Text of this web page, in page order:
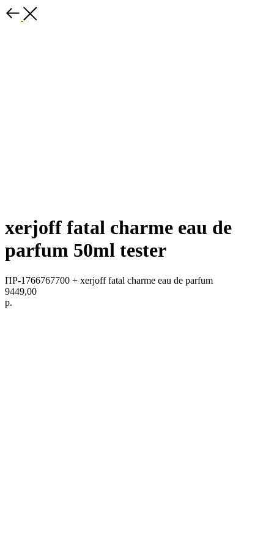
xerjoff fatal charme eau de
parfum 50ml tester
ПР-1766767700 + xerjoff fatal charme eau de parfum
9449,00
р.